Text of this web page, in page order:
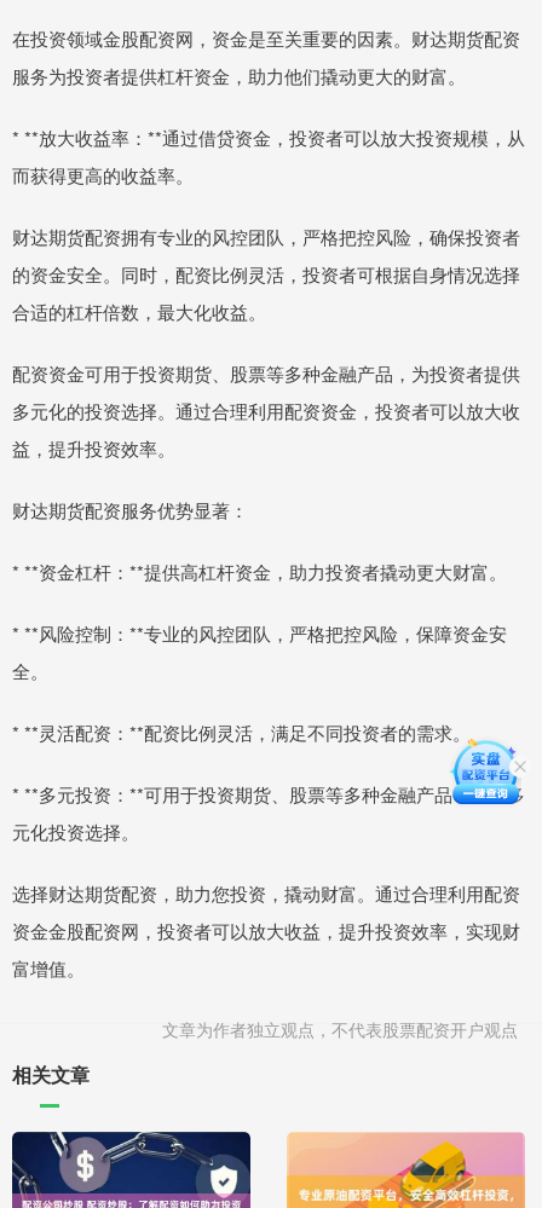
在投资领域金股配资网，资金是至关重要的因素。财达期货配资
服务为投资者提供杠杆资金，助力他们撬动更大的财富。
* **放大收益率：**通过借贷资金，投资者可以放大投资规模，从
而获得更高的收益率。
财达期货配资拥有专业的风控团队，严格把控风险，确保投资者
的资金安全。同时，配资比例灵活，投资者可根据自身情况选择
合适的杠杆倍数，最大化收益。
配资资金可用于投资期货、股票等多种金融产品，为投资者提供
多元化的投资选择。通过合理利用配资资金，投资者可以放大收
益，提升投资效率。
财达期货配资服务优势显著：
* **资金杠杆：**提供高杠杆资金，助力投资者撬动更大财富。
* **风险控制：**专业的风控团队，严格把控风险，保障资金安
全。
* **灵活配资：**配资比例灵活，满足不同投资者的需求。
* **多元投资：**可用于投资期货、股票等多种金融产品，提供多
元化投资选择。
选择财达期货配资，助力您投资，撬动财富。通过合理利用配资
资金金股配资网，投资者可以放大收益，提升投资效率，实现财
富增值。
文章为作者独立观点，不代表股票配资开户观点
相关文章